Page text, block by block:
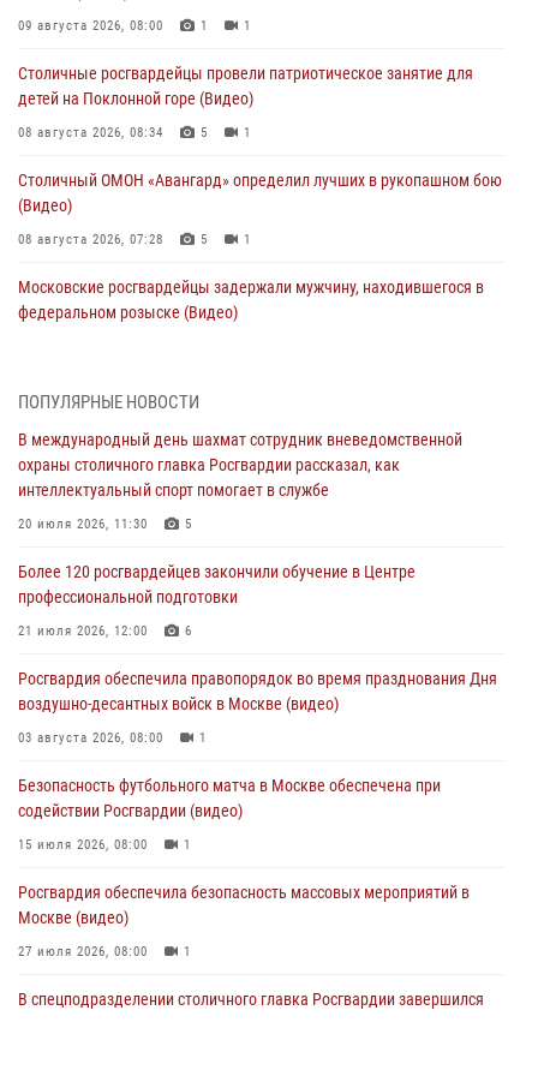
09 августа 2026, 08:00 1 1
Столичные росгвардейцы провели патриотическое занятие для
детей на Поклонной горе (Видео)
08 августа 2026, 08:34 5 1
Столичный ОМОН «Авангард» определил лучших в рукопашном бою
(Видео)
08 августа 2026, 07:28 5 1
Московские росгвардейцы задержали мужчину, находившегося в
федеральном розыске (Видео)
В центре столицы росгвардейцы задержали мужчину, пытавшегося
07 августа 2026, 09:26
Столичное управление вневедомственной охраны Росгвардии
признано лучшим по итогам полугодия на всероссийском
06 августа 2026, 14:59
Столичные росгвардейцы задержали троих мужчин, устроивших
06 августа 2026, 11:20 1
Охрану общественного порядка и безопасность на футбольном
06 августа 2026, 08:30
ПОПУЛЯРНЫЕ НОВОСТИ
В международный день шахмат сотрудник вневедомственной
охраны столичного главка Росгвардии рассказал, как
интеллектуальный спорт помогает в службе
20 июля 2026, 11:30 5
Более 120 росгвардейцев закончили обучение в Центре
профессиональной подготовки
21 июля 2026, 12:00 6
Росгвардия обеспечила правопорядок во время празднования Дня
воздушно-десантных войск в Москве (видео)
03 августа 2026, 08:00 1
Безопасность футбольного матча в Москве обеспечена при
содействии Росгвардии (видео)
15 июля 2026, 08:00 1
Росгвардия обеспечила безопасность массовых мероприятий в
Москве (видео)
27 июля 2026, 08:00 1
В спецподразделении столичного главка Росгвардии завершился